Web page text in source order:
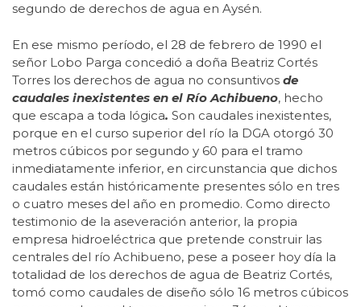
segundo de derechos de agua en Aysén.
En ese mismo período, el 28 de febrero de 1990 el
señor Lobo Parga concedió a doña Beatriz Cortés
Torres los derechos de agua no consuntivos de
caudales inexistentes en el Río Achibueno, hecho
que escapa a toda lógica. Son caudales inexistentes,
porque en el curso superior del río la DGA otorgó 30
metros cúbicos por segundo y 60 para el tramo
inmediatamente inferior, en circunstancia que dichos
caudales están históricamente presentes sólo en tres
o cuatro meses del año en promedio. Como directo
testimonio de la aseveración anterior, la propia
empresa hidroeléctrica que pretende construir las
centrales del río Achibueno, pese a poseer hoy día la
totalidad de los derechos de agua de Beatriz Cortés,
tomó como caudales de diseño sólo 16 metros cúbicos